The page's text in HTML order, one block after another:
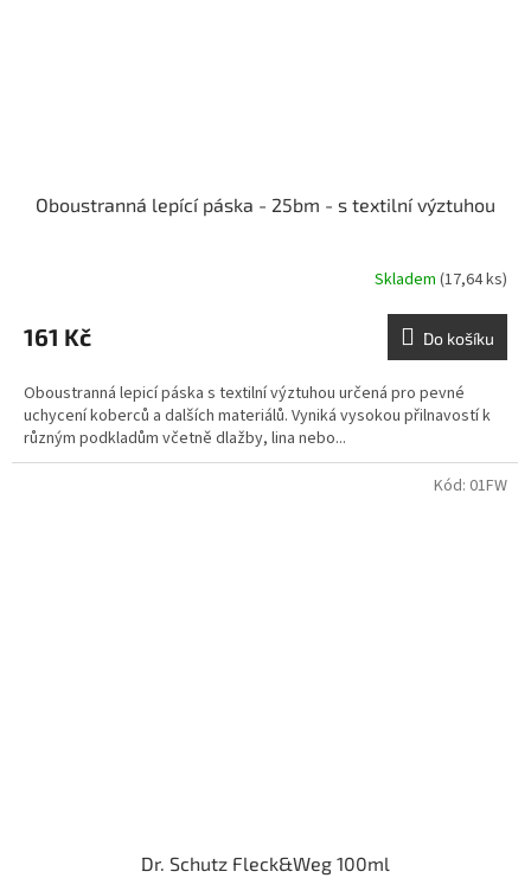
Oboustranná lepící páska - 25bm - s textilní výztuhou
Skladem (17,64 ks)
161 Kč Do košíku
Oboustranná lepicí páska s textilní výztuhou určená pro pevné
uchycení koberců a dalších materiálů. Vyniká vysokou přilnavostí k
různým podkladům včetně dlažby, lina nebo...
Dr. Schutz Fleck&Weg 100ml
Kód: 01FW